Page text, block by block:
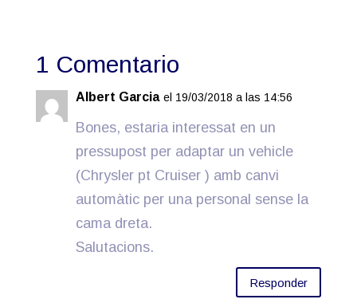
1 Comentario
Albert Garcia el 19/03/2018 a las 14:56
Bones, estaria interessat en un
pressupost per adaptar un vehicle
(Chrysler pt Cruiser ) amb canvi
automàtic per una personal sense la
cama dreta.
Salutacions.
Responder